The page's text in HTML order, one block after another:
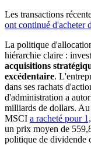
Les transactions
ont continué d'acheter
La politique
hiérarchie claire :
acquisitions
excédentaire.
dans ses rachats
d'administration a
milliards de dollars.
MSCI a racheté pour
un prix moyen de
politique de dividende